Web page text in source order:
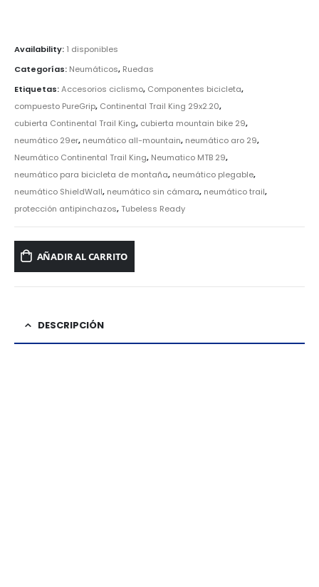
Availability: 1 disponibles
Categorías: Neumáticos, Ruedas
Etiquetas:Accesorios ciclismo, Componentes bicicleta,
compuesto PureGrip, Continental Trail King 29x2.20,
cubierta Continental Trail King, cubierta mountain bike 29,
neumático 29er, neumático all-mountain, neumático aro 29,
Neumático Continental Trail King, Neumatico MTB 29,
neumático para bicicleta de montaña, neumático plegable,
neumático ShieldWall, neumático sin cámara, neumático trail,
protección antipinchazos,Tubeless Ready
AÑADIR AL CARRITO
DESCRIPCIÓN